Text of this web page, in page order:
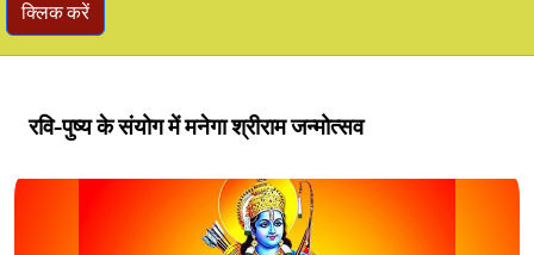
क्लिक करें
रवि-पुष्य के संयोग में मनेगा श्रीराम जन्मोत्सव